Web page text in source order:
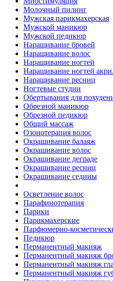
Молочный пилинг
Мужская парикмахерская
Мужской маникюр
Мужской педикюр
Наращивание бровей
Наращивание волос
Наращивание ногтей
Наращивание ногтей
Наращивание ресниц
Ногтевые студии
Обертывания для
Обрезной маникюр
Обрезной педикюр
Общий массаж
Озонотерапия волос
Окрашивание балаяж
Окрашивание волос
Окрашивание деграде
Окрашивание ресниц
Окрашивание седины
Осветление волос
Парафинотерапия
Парики
Парикмахерские
Парфюмерно-
Педикюр
Перманентный макияж
Перманентный макияж
Перманентный макияж
Перманентный макияж